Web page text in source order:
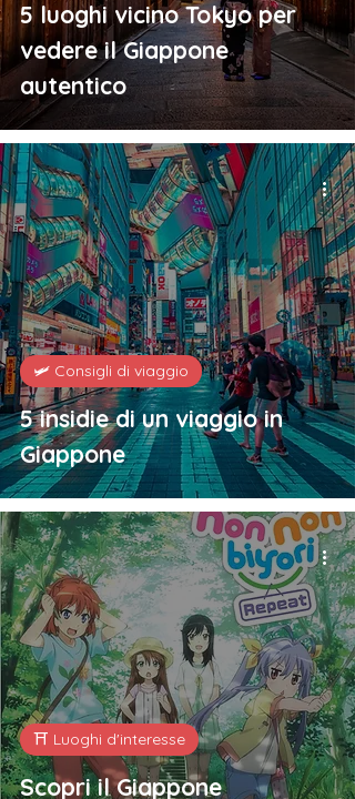
5 luoghi vicino Tokyo per
vedere il Giappone
autentico
5 insidie di un viaggio in
Giappone
🛩️ Consigli di viaggio
Scopri il Giappone
⛩️ Luoghi d'interesse